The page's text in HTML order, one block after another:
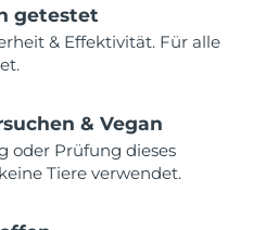
getestet
& Effektivität. Für alle
& Vegan
oder Prüfung dieses
Tiere verwendet.